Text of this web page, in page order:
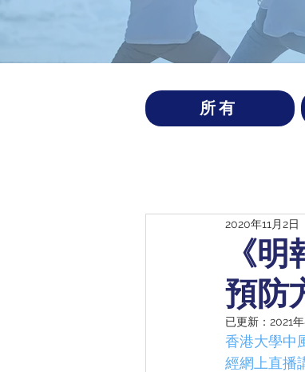
所有
《
預防
2020年11月2日
已更新： 2021
香港大學中
經網上直播